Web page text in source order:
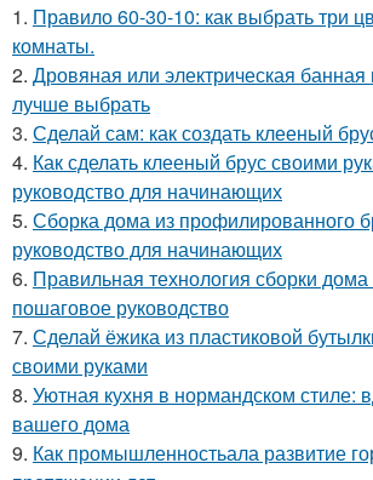
1. Правило 60-30-10: как выбрать три
комнаты.
2. Дровяная или электрическая банная
лучше выбрать
3. Сделай сам: как создать клееный
4. Как сделать клееный брус своими
руководство для начинающих
5. Сборка дома из профилированного
руководство для начинающих
6. Правильная технология сборки дома
пошаговое руководство
7. Сделай ёжика из пластиковой
своими руками
8. Уютная кухня в нормандском стиле:
вашего дома
9. Как промышленностьала развитие